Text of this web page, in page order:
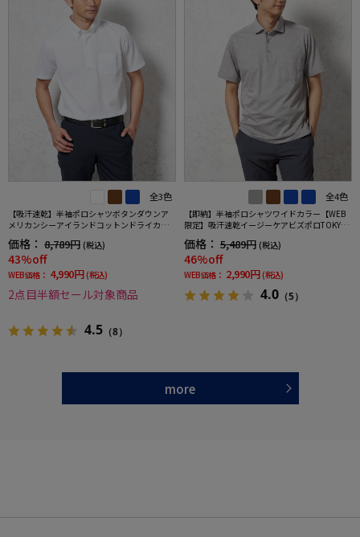
全3色
【吸汗速乾】半袖ポロシャツボタンダウンア
メリカンシーアイランドコットンドライカジ
ュアルインナー無地春夏
価格： 8,789円 (税込)
43%off
WEB価格： 4,990円 (税込)
2点目半額セール対象商品
4.5 （8）
全4色
【即納】半袖ポロシャツワイドカラー【WEB
限定】吸汗速乾イージーケアビズポロTOKYOR
UN春夏
価格： 5,489円 (税込)
46%off
WEB価格： 2,990円 (税込)
4.0 （5）
more